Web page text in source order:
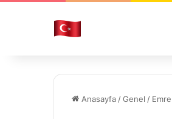
Anasayfa /Genel /